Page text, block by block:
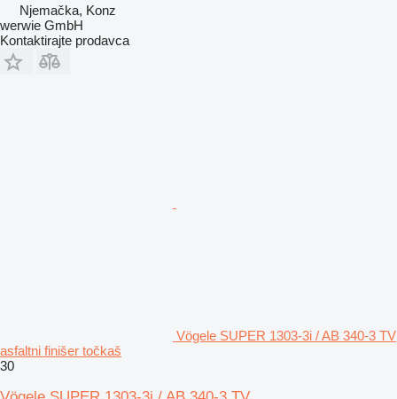
Njemačka, Konz
werwie GmbH
Kontaktirajte prodavca
Vögele SUPER 1303-3i / AB 340-3 TV
asfaltni finišer točkaš
30